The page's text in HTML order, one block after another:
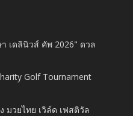
เดลินิวส์ คัพ 2026" ดวล
Golf Tournament
มวยไทย เวิล์ด เฟสติวัล